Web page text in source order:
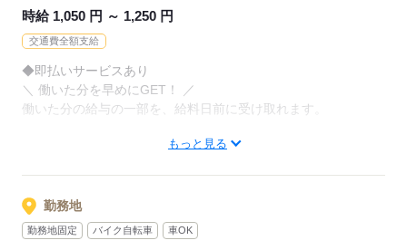
なんでもご相談ください。
まずはお気軽にご応募ください。
応募する
時給 1,050 円 ～ 1,250 円
交通費全額支給
◆即払いサービスあり
＼ 働いた分を早めにGET！ ／
働いた分の給与の一部を、給料日前に受け取れます。
※最短5日後から受け取り可能
※給与は原則【月末締め／翌月25日払い】
※当社規定あり
もっと見る
勤務地
勤務地固定 バイク自転車 車OK